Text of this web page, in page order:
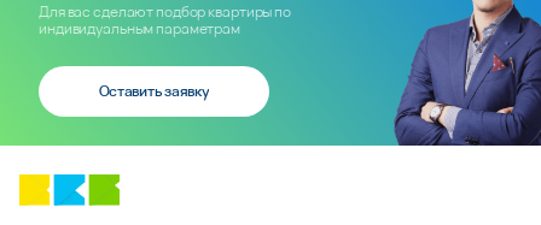
Для вас сделают подбор квартиры по
индивидуальным параметрам
Оставить заявку